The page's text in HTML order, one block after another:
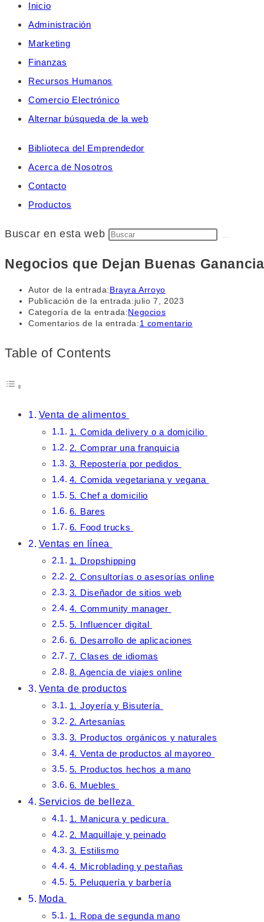
Inicio
Administración
Marketing
Finanzas
Recursos Humanos
Comercio Electrónico
Alternar búsqueda de la web
Biblioteca del Emprendedor
Acerca de Nosotros
Contacto
Productos
Buscar en esta web
Negocios que Dejan Buenas
Autor de la entrada:Brayra Arroyo
Publicación de la entrada:julio 7, 2023
Categoría de la entrada:Negocios
Comentarios de la entrada:1 comentario
Table of Contents
Venta de alimentos
1. Comida delivery o a domicilio
2. Comprar una franquicia
3. Repostería por pedidos
4. Comida vegetariana y vegana
5. Chef a domicilio
6. Bares
6. Food trucks
Ventas en línea
1. Dropshipping
2. Consultorías o asesorías online
3. Diseñador de sitios web
4. Community manager
5. Influencer digital
6. Desarrollo de aplicaciones
7. Clases de idiomas
8. Agencia de viajes online
Venta de productos
1. Joyería y Bisutería
2. Artesanías
3. Productos orgánicos y naturales
4. Venta de productos al mayoreo
5. Productos hechos a mano
6. Muebles
Servicios de belleza
1. Manicura y pedicura
2. Maquillaje y peinado
3. Estilismo
4. Microblading y pestañas
5. Peluquería y barbería
Moda
1. Ropa de segunda mano